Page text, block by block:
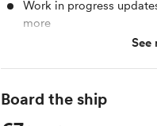
Work in progress
more
Make the world a better
See
Board the ship